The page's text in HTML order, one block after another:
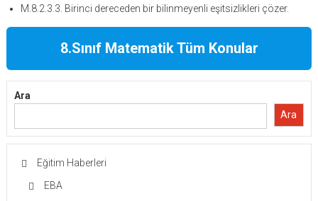
M.8.2.3.3. Birinci dereceden bir bilinmeyenli eşitsizlikleri çözer.
8.Sınıf Matematik Tüm Konular
Ara
Ara
Eğitim Haberleri
EBA